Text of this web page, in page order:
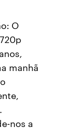
O
manhã
nos a